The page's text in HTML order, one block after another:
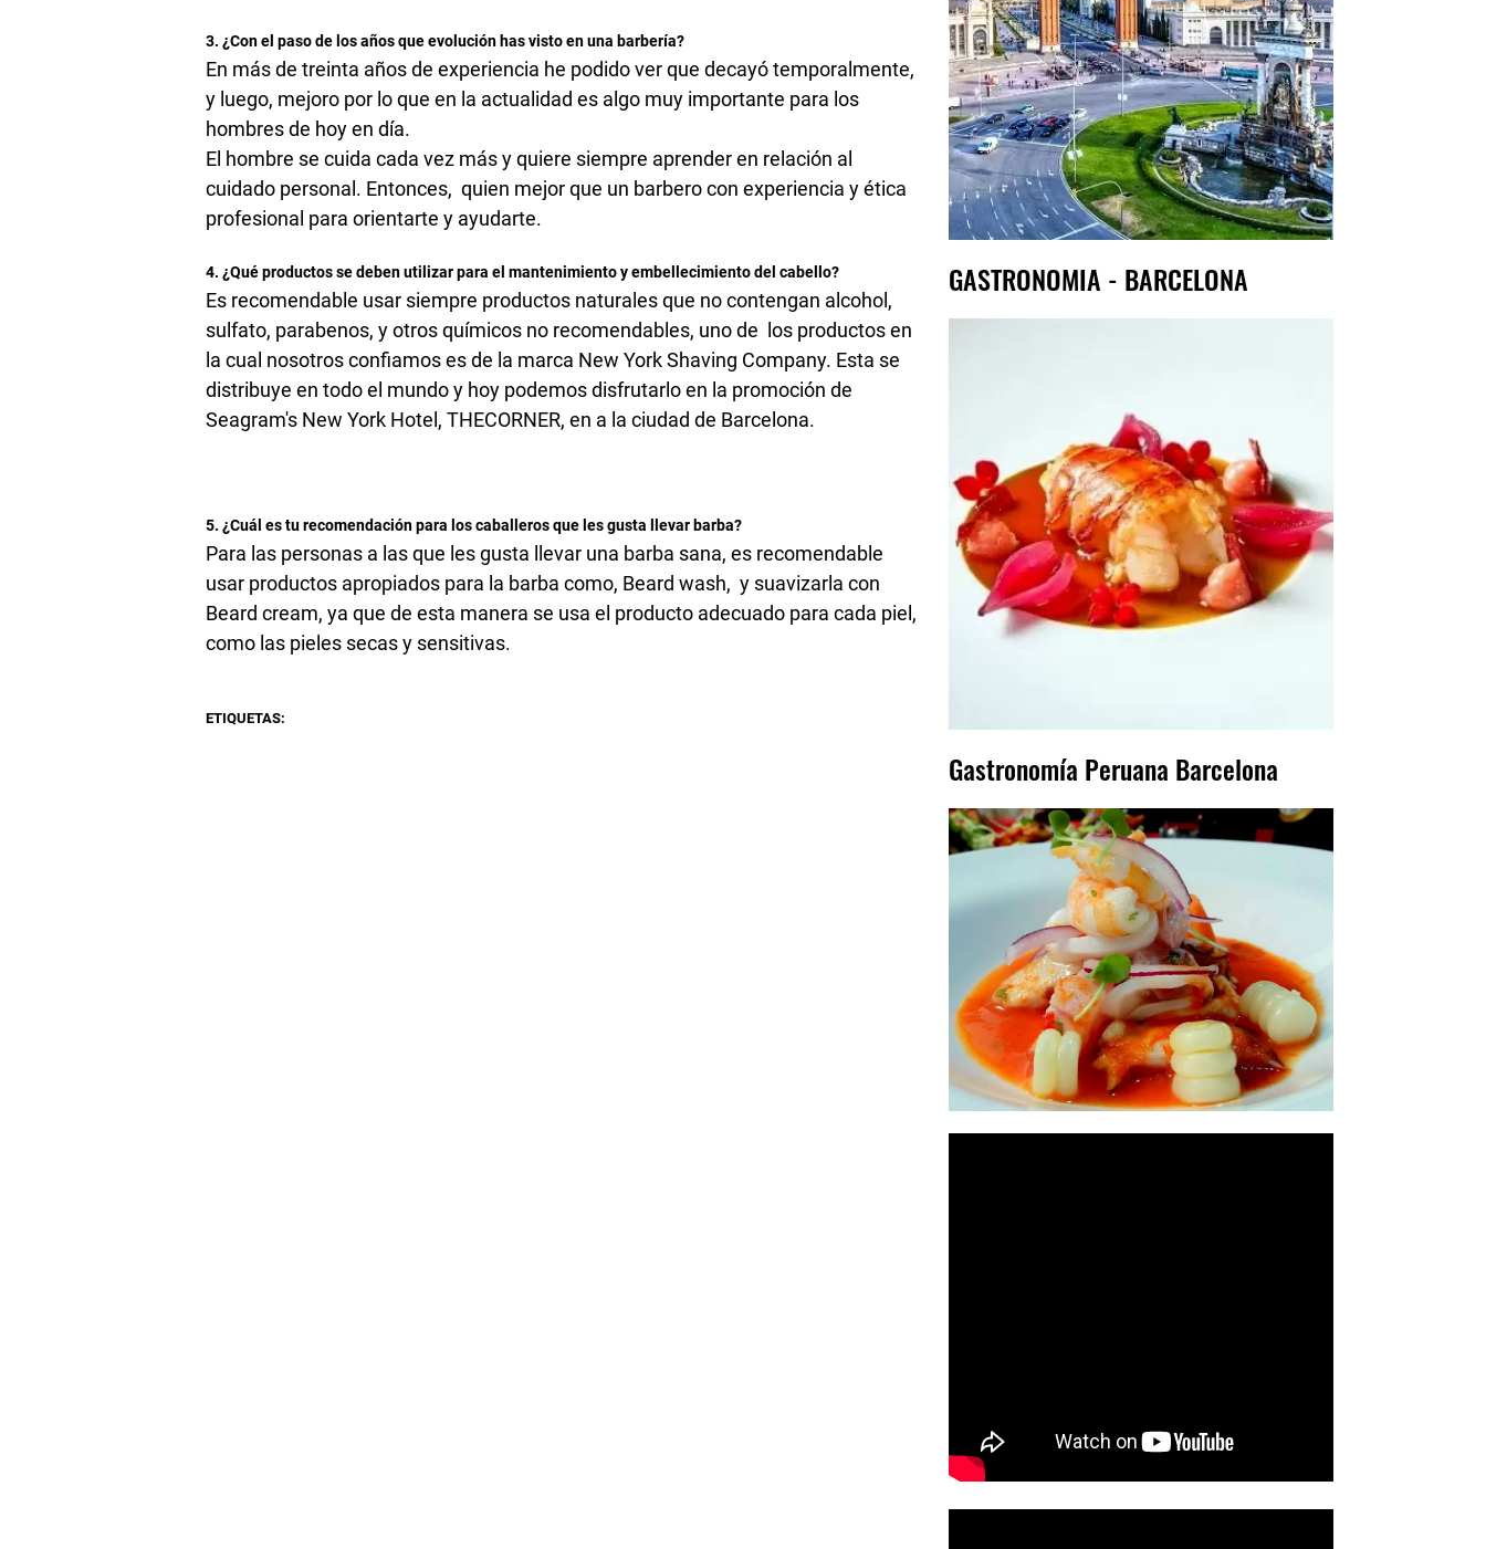
3. ¿Con el paso de los años que evolución has visto en una barbería?
En más de treinta años de experiencia he podido ver que decayó temporalmente,
y luego, mejoro por lo que en la actualidad es algo muy importante para los
hombres de hoy en día.
El hombre se cuida cada vez más y quiere siempre aprender en relación al
cuidado personal. Entonces, quien mejor que un barbero con experiencia y ética
profesional para orientarte y ayudarte.
4. ¿Qué productos se deben utilizar para el mantenimiento y embellecimiento del cabello?
Es recomendable usar siempre productos naturales que no contengan alcohol,
sulfato, parabenos, y otros químicos no recomendables, uno de los productos en
la cual nosotros confiamos es de la marca New York Shaving Company. Esta se
distribuye en todo el mundo y hoy podemos disfrutarlo en la promoción de
Seagram's New York Hotel, THECORNER, en a la ciudad de Barcelona.
5. ¿Cuál es tu recomendación para los caballeros que les gusta llevar barba?
Para las personas a las que les gusta llevar una barba sana, es recomendable
usar productos apropiados para la barba como, Beard wash, y suavizarla con
Beard cream, ya que de esta manera se usa el producto adecuado para cada piel,
como las pieles secas y sensitivas.
ETIQUETAS:
GASTRONOMIA - BARCELONA
Gastronomía Peruana Barcelona